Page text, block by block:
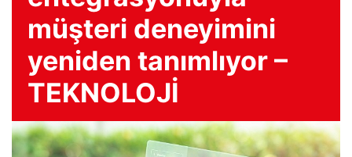
müşteri deneyimini
yeniden tanımlıyor –
TEKNOLOJİ